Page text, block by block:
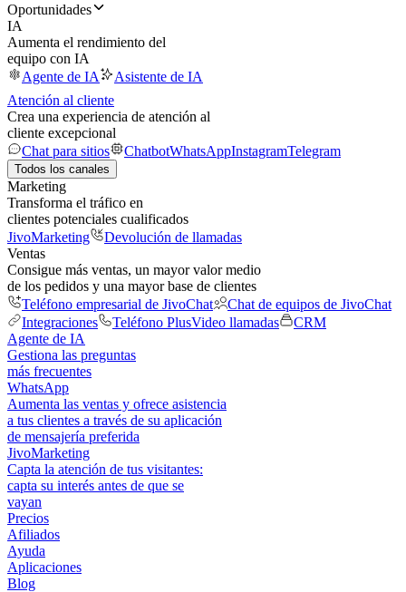
Oportunidades
IA
Aumenta el rendimiento del
equipo con IA
Agente de IA
Asistente de IA
Atención al cliente
Crea una experiencia de atención al
cliente excepcional
Chat para sitios
ChatbotWhatsAppInstagramTelegram
Todos los canales
Marketing
Transforma el tráfico en
clientes potenciales cualificados
JivoMarketing
Devolución de llamadas
Ventas
Consigue más ventas, un mayor valor medio
de los pedidos y una mayor base de clientes
Teléfono empresarial de JivoChat
Chat de equipos de JivoChat
Integraciones
Teléfono PlusVideo llamadas
CRM
Agente de IA
Gestiona las preguntas
más frecuentes
WhatsApp
Aumenta las ventas y ofrece asistencia
a tus clientes a través de su aplicación
de mensajería preferida
JivoMarketing
Capta la atención de tus visitantes:
capta su interés antes de que se
vayan
Precios
Afiliados
Ayuda
Aplicaciones
Blog